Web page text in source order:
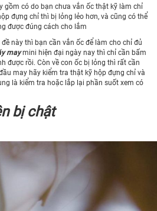
gồm có do bạn chưa vắn ốc thật kỹ làm chỉ
đựng chỉ thì bị lỏng lẻo hơn, và cũng có thể
được đúng cách cho lắm
này thì bạn cần vắn ốc để làm cho chỉ đủ
maymini hiện đại ngày nay thì chỉ cần bấm
được rồi. Còn về con ốc bị lỏng thì rất cần
may hãy kiểm tra thật kỹ hộp đựng chỉ và
là kiểm tra hoặc lắp lại phần suốt xem có
bị chật